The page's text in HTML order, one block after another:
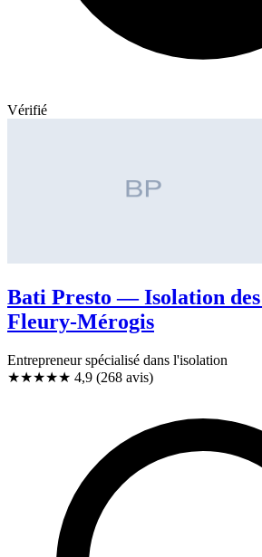
Vérifié
Bati Presto — Isolation des
Fleury-Mérogis
Entrepreneur spécialisé dans l'isolation
★★★★★ 4,9 (268 avis)